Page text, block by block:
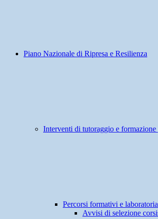
Piano Nazionale di Ripresa e Resilienza
Interventi di tutoraggio e
Percorsi formativi e
Avvisi di selezione